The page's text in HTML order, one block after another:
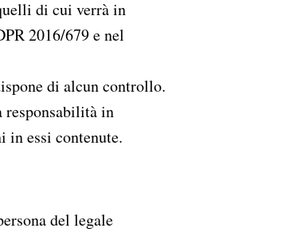
di cui verrà in
2016/679 e nel
di alcun controllo.
responsabilità in
essi contenute.
del legale